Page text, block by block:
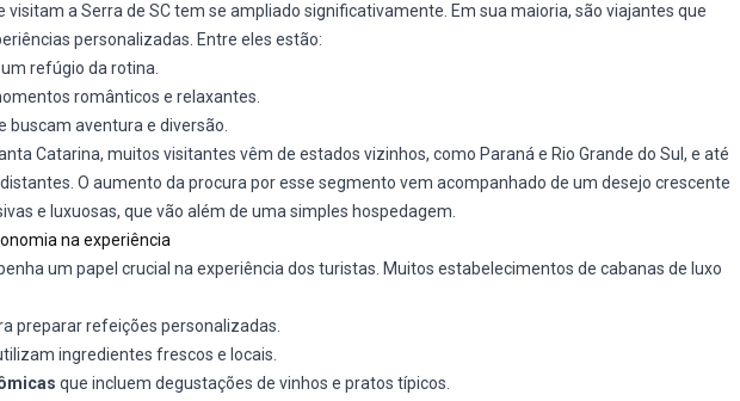
visitam a Serra de SC tem se ampliado significativamente. Em sua maioria, são viajantes que
personalizadas. Entre eles estão:
refúgio da rotina.
românticos e relaxantes.
buscam aventura e diversão.
Catarina, muitos visitantes vêm de estados vizinhos, como Paraná e Rio Grande do Sul, e até
O aumento da procura por esse segmento vem acompanhado de um desejo crescente
e luxuosas, que vão além de uma simples hospedagem.
na experiência
um papel crucial na experiência dos turistas. Muitos estabelecimentos de cabanas de luxo
preparar refeições personalizadas.
ingredientes frescos e locais.
que incluem degustações de vinhos e pratos típicos.